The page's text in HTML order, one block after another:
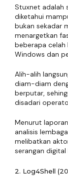
Stuxnet adalah
diketahui
bukan sekadar
menargetkan
beberapa
Windows dan
Alih-alih
diam-diam
berputar,
disadari
Menurut
analisis
melibatkan
serangan
2. Log4Shell